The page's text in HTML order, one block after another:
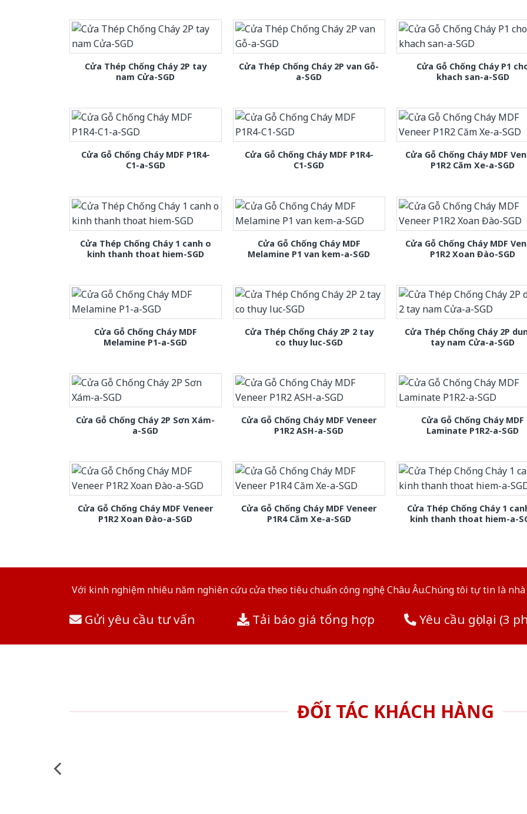
Cửa Thép Chống Cháy 2P tay
nam Cửa-SGD
Cửa Thép Chống Cháy 2P van Gỗ-
a-SGD
Cửa Gỗ Chống Cháy P1
khach san-a-SGD
Cửa Gỗ Chống Cháy MDF P1R4-
C1-a-SGD
Cửa Gỗ Chống Cháy MDF P1R4-
C1-SGD
Cửa Gỗ Chống Cháy MDF
P1R2 Căm Xe-a-SGD
Cửa Thép Chống Cháy 1 canh o
kinh thanh thoat hiem-SGD
Cửa Gỗ Chống Cháy MDF
Melamine P1 van kem-a-SGD
Cửa Gỗ Chống Cháy MDF
P1R2 Xoan Đào-SGD
Cửa Gỗ Chống Cháy MDF
Melamine P1-a-SGD
Cửa Thép Chống Cháy 2P 2 tay
co thuy luc-SGD
Cửa Thép Chống Cháy 2P
tay nam Cửa-a-SGD
Cửa Gỗ Chống Cháy 2P Sơn Xám-
a-SGD
Cửa Gỗ Chống Cháy MDF Veneer
P1R2 ASH-a-SGD
Cửa Gỗ Chống Cháy MDF
Laminate P1R2-a-SGD
Cửa Gỗ Chống Cháy MDF Veneer
P1R2 Xoan Đào-a-SGD
Cửa Gỗ Chống Cháy MDF Veneer
P1R4 Căm Xe-a-SGD
Cửa Thép Chống Cháy 1
kinh thanh thoat hiem-a-
Với kinh nghiệm nhiêu năm nghiên cứu cửa theo tiêu chuẩn công nghệ Châu Âu.Chúng tôi tự tin là
Gửi yêu cầu tư vấn Tải báo giá tổng hợp Yêu cầu gọi lại (3
ĐỐI TÁC KHÁCH HÀNG